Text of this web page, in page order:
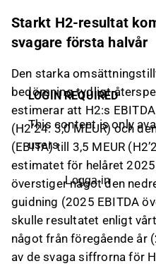
Starkt H2-resultat
svagare första halvår
Den starka
bedömning tydligt
estimerar att H2:s
(H2’24: 3,0 MEUR) och
(EBITA) till 3,5 MEUR
estimatet för helåret 2025
överstiger något den
guidning (2025 EBITDA
skulle resultatet enligt
något från föregående år
av de svaga siffrorna för
LOGIN REQUIRED
This content is only
users
Logga in